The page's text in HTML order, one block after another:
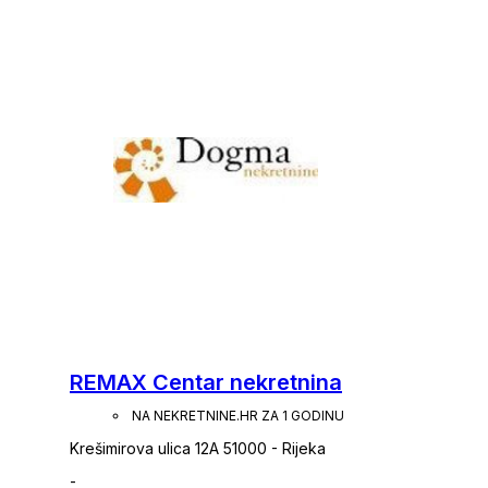
razdoblju, svojim radom i odnosom prema klijentima i
Frankopanska 29; dvije poslovnice u Puli, Anticova 5 i
PROFESIONALNOST Naši educirani i licencirani agenti
prezentacije nekretnine pa sve do trenutka primopredaje
radom, profesionalnošću i poznavanjem tržišta čine sve
PRAVNA SIGURNOST Dogmu pravno prati odvjetnički
REMAX Centar nekretnina
NA NEKRETNINE.HR ZA 1 GODINU
Krešimirova ulica 12A 51000 - Rijeka
-